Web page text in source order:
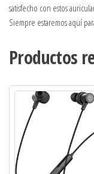
satisfecho con estos
Siempre estaremos aquí
Productos